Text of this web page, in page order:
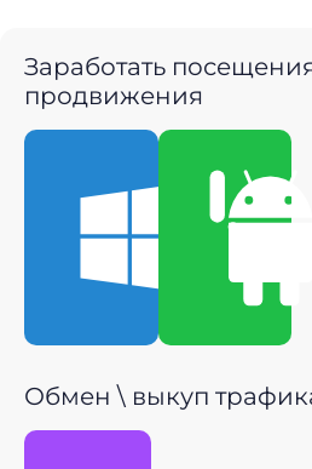
Заработать
продвижения
Скачать для
Обмен \ выкуп